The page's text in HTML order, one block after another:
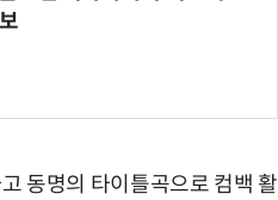
동명의 타이틀곡으로 컴백 활